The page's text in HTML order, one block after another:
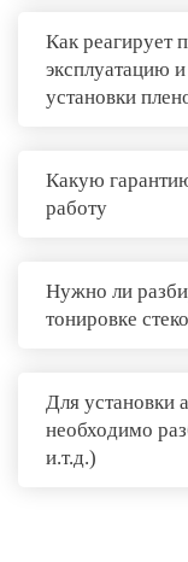
Как реагирует
эксплуатацию
установки
Какую
работу
Нужно ли
тонировке
Для установки
необходимо
и.т.д.)